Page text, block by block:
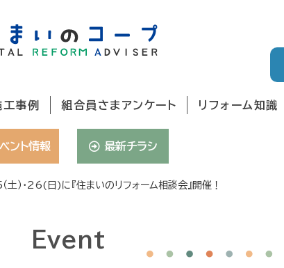
工事例 組合員さまアンケート リフォーム知識
ント情報 最新チラシ
）・26(日)に『住まいのリフォーム相談会』開催！
Event